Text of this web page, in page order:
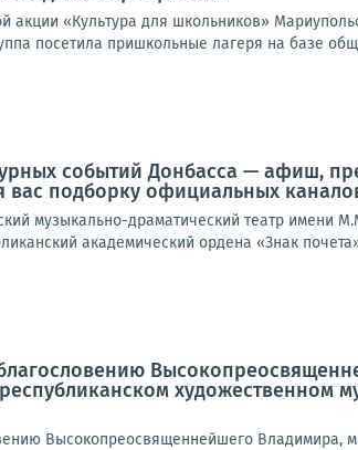
акции «Культура для школьников»
посетила пришкольные лагеря на базе
событий Донбасса — афиш,
подборку официальных
музыкально-драматический театр имени
академический ордена «Знак
художественном
Высокопреосвященнейшего Владимира,